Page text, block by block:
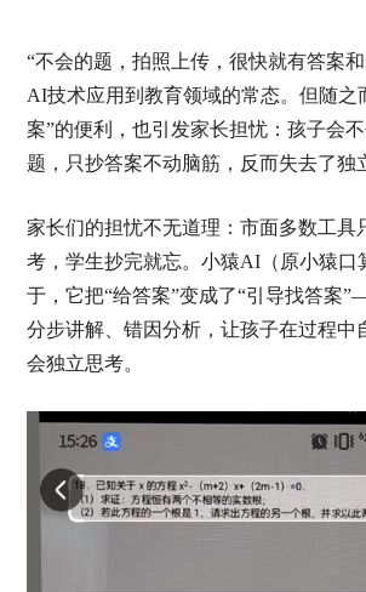
“不会的题，拍照上传，很快就有答案
AI技术应用到教育领域的常态。但随之
案”的便利，也引发家长担忧：孩子会
题，只抄答案不动脑筋，反而失去了独
家长们的担忧不无道理：市面多数工具
考，学生抄完就忘。小猿AI（原小猿口
于，它把“给答案”变成了“引导找答案
分步讲解、错因分析，让孩子在过程中
会独立思考。